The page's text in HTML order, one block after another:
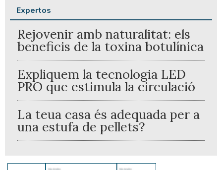
Expertos
Rejovenir amb naturalitat: els
beneficis de la toxina botulínica
Expliquem la tecnologia LED
PRO que estimula la circulació
La teua casa és adequada per a
una estufa de pellets?